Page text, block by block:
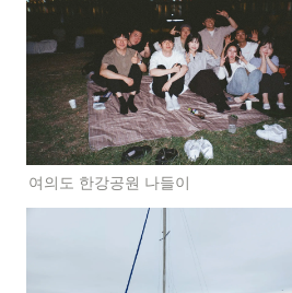
여의도 한강공원 나들이